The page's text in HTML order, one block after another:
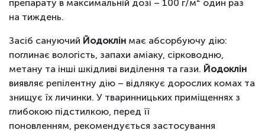
препарату в максимальній дозі – 100 г/м² один раз
на тиждень.
Засіб сануючий Йодоклін має абсорбуючу дію:
поглинає вологість, запахи аміаку, сірководню,
метану та інші шкідливі виділення та гази. Йодоклін
виявляє репілентну дію – відлякує дорослих комах та
знищує їх личинки. У тваринницьких приміщеннях з
глибокою підстилкою, перед її
поновленням, рекомендується застосування